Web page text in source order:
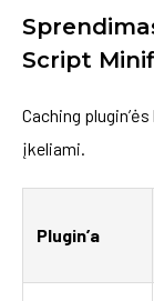
Script
Caching
įkeliami.
Plugin’a